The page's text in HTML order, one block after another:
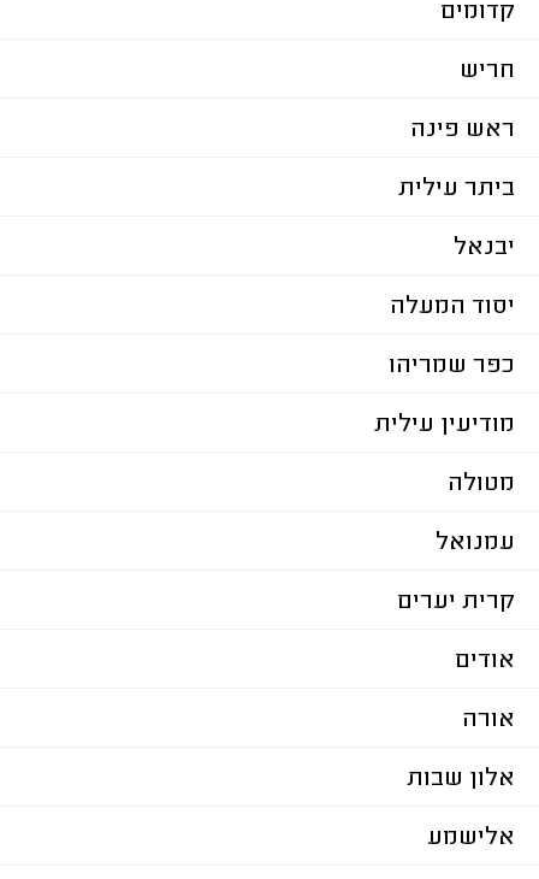
קדומים
חריש
ראש פינה
ביתר עילית
יבנאל
יסוד המעלה
כפר שמריהו
מודיעין עילית
מטולה
עמנואל
קרית יערים
אודים
אורה
אלון שבות
אלישמע